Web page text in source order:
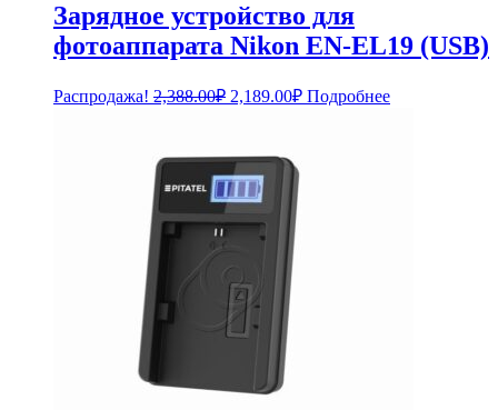
Зарядное устройство для
фотоаппарата Nikon EN-EL19 (USB)
Распродажа! 2,388.00₽ Первоначальная
2,388.00₽.
2,189.00₽Текущая
цена:
Подробнее